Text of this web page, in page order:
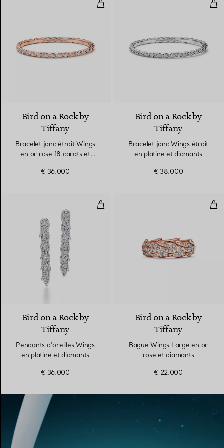
Bracelet jonc étroit Wings en or
Bird on a Rock by
Tiffany
Bracelet jonc étroit Wings
en or rose 18 carats et
€ 36.000
Bird on a Rock by
Tiffany
Bracelet jonc Wings étroit
en platine et diamants
€ 38.000
Pendants d’oreilles Wings en
Bird on a Rock by
Tiffany
Pendants d’oreilles Wings
en platine et diamants
€ 36.000
Bird on a Rock by
Tiffany
Bague Wings Large en or
rose et diamants
€ 22.000